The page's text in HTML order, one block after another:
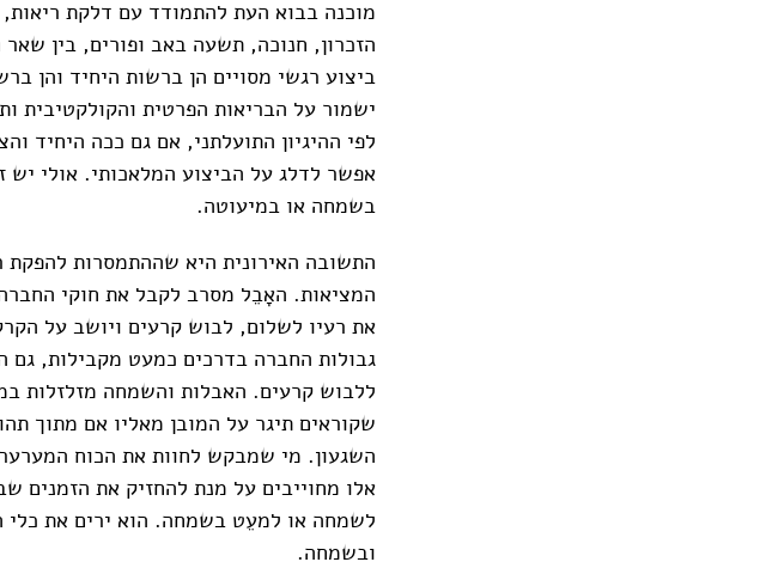
מוכנה בבוא העת להתמודד עם דלקת
הזכרון, חנוכה, תשעה באב ופורים, בין
ביצוע רגשי מסויים הן ברשות היחיד והן
ישמור על הבריאות הפרטית והקולקטיבית
לפי ההיגיון התועלתני, אם גם ככה היחיד
אפשר לדלג על הביצוע המלאכותי. אולי יש
בשמחה או במיעוטה.
התשובה האירונית היא שההתמסרות להפקת
המציאות. האָבֵל מסרב לקבל את חוקי
את רעיו לשלום, לבוש קרעים ויושב על
גבולות החברה בדרכים כמעט מקבילות,
ללבוש קרעים. האבלות והשמחה מזלזלות
שקוראים תיגר על המובן מאליו אם מתוך
השגעון. מי שמבקש לחוות את הכוח
אלו מחוייבים על מנת להחזיק את הזמנים
לשמחה או למעֵט בשמחה. הוא ירים את כלי
ובשמחה.